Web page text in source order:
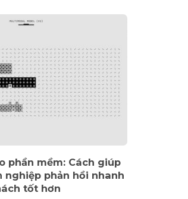
phần mềm: Cách giúp
nghiệp phản hồi nhanh
tốt hơn